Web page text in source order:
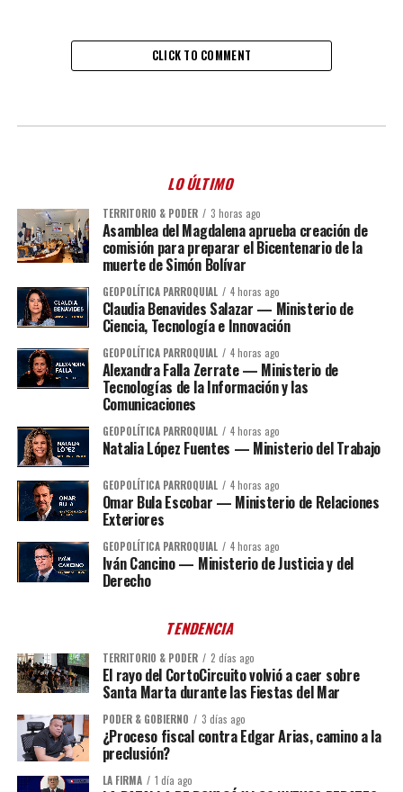
CLICK TO COMMENT
LO ÚLTIMO
TERRITORIO & PODER 3 horas ago
Asamblea del Magdalena aprueba creación de
comisión para preparar el Bicentenario de la
muerte de Simón Bolívar
GEOPOLÍTICA PARROQUIAL 4 horas ago
Claudia Benavides Salazar — Ministerio de
Ciencia, Tecnología e Innovación
GEOPOLÍTICA PARROQUIAL 4 horas ago
Alexandra Falla Zerrate — Ministerio de
Tecnologías de la Información y las
Comunicaciones
GEOPOLÍTICA PARROQUIAL 4 horas ago
Natalia López Fuentes — Ministerio del Trabajo
GEOPOLÍTICA PARROQUIAL 4 horas ago
Omar Bula Escobar — Ministerio de Relaciones
Exteriores
GEOPOLÍTICA PARROQUIAL 4 horas ago
Iván Cancino — Ministerio de Justicia y del
Derecho
TENDENCIA
TERRITORIO & PODER 2 días ago
El rayo del CortoCircuito volvió a caer sobre
Santa Marta durante las Fiestas del Mar
PODER & GOBIERNO 3 días ago
¿Proceso fiscal contra Edgar Arias, camino a la
preclusión?
LA FIRMA 1 día ago